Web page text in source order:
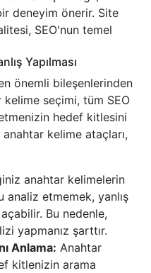
deneyim önerir. Site
SEO'nun temel
Yapılması
önemli bileşenlerinden
kelime seçimi, tüm SEO
hedef kitlesini
kelime ataçları,
anahtar kelimelerin
etmemek, yanlış
Bu nedenle,
yapmanız şarttır.
Anlama: Anahtar
kitlenizin arama